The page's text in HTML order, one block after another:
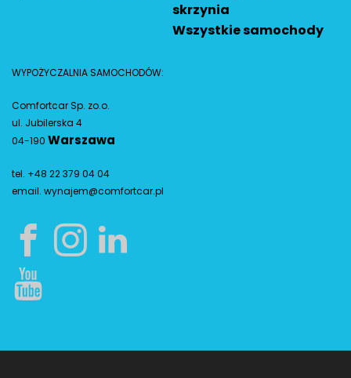
skrzynia
Wszystkie samochody
WYPOŻYCZALNIA SAMOCHODÓW:
Comfortcar Sp. zo.o.
ul. Jubilerska 4
04-190 Warszawa
tel. +48 22 379 04 04
email. wynajem@comfortcar.pl